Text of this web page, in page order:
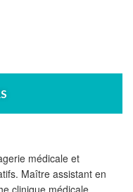
médicale et
Maître assistant en
clinique médicale,